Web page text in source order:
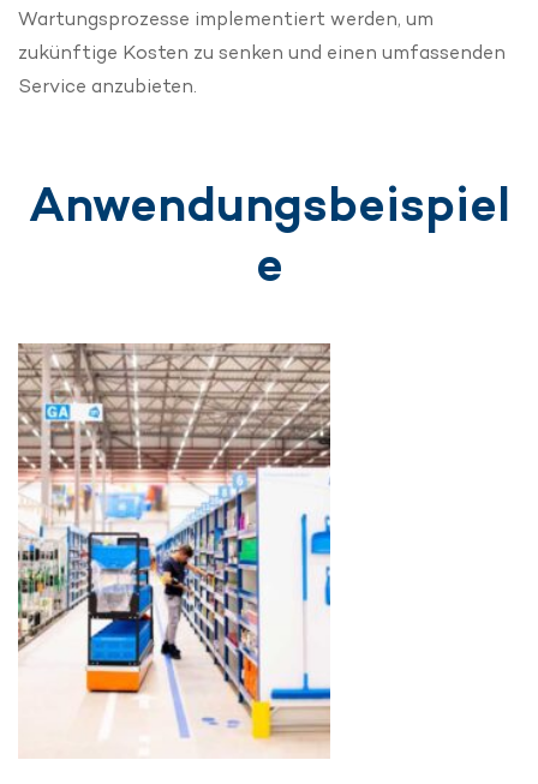
Wartungsprozesse implementiert werden, um
zukünftige Kosten zu senken und einen umfassenden
Service anzubieten.
Anwendungsbeispiel
e